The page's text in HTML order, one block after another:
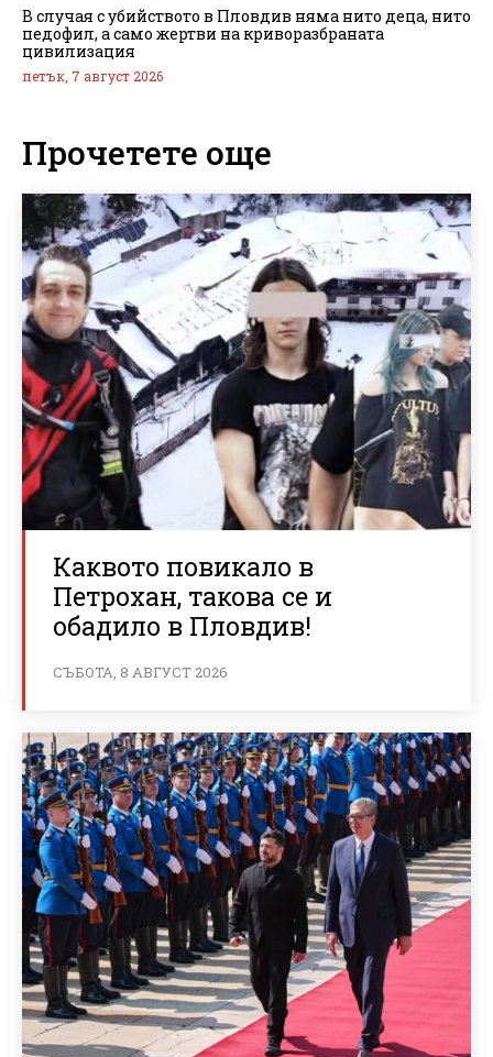
В случая с убийството в Пловдив няма нито деца, нито
педофил, а само жертви на криворазбраната
цивилизация
петък, 7 август 2026
Прочетете още
Каквото повикало в
Петрохан, такова се и
обадило в Пловдив!
СЪБОТА, 8 АВГУСТ 2026